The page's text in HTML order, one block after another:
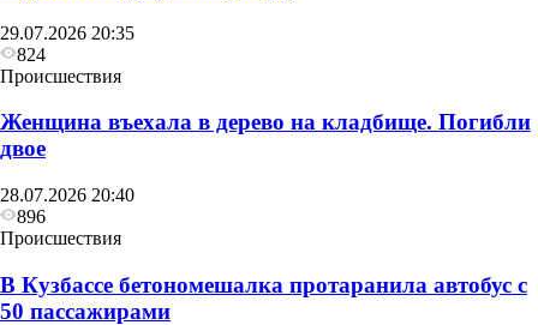
29.07.2026 20:35
824
Происшествия
Женщина въехала в дерево на кладбище. Погибли
двое
28.07.2026 20:40
896
Происшествия
В Кузбассе бетономешалка протаранила автобус с
50 пассажирами